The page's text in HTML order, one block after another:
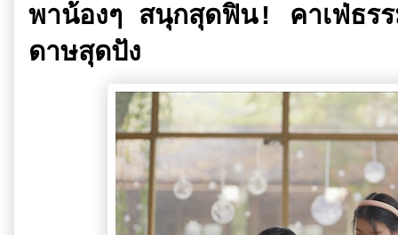
พาน้องๆ สนุกสุดฟิน! คาเฟ่ธร
ดาษสุดปัง